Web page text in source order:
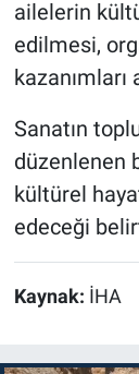
ailelerin
edilmesi,
kazanımları
Sanatın
düzenlenen
kültürel
edeceği
Kaynak: İHA